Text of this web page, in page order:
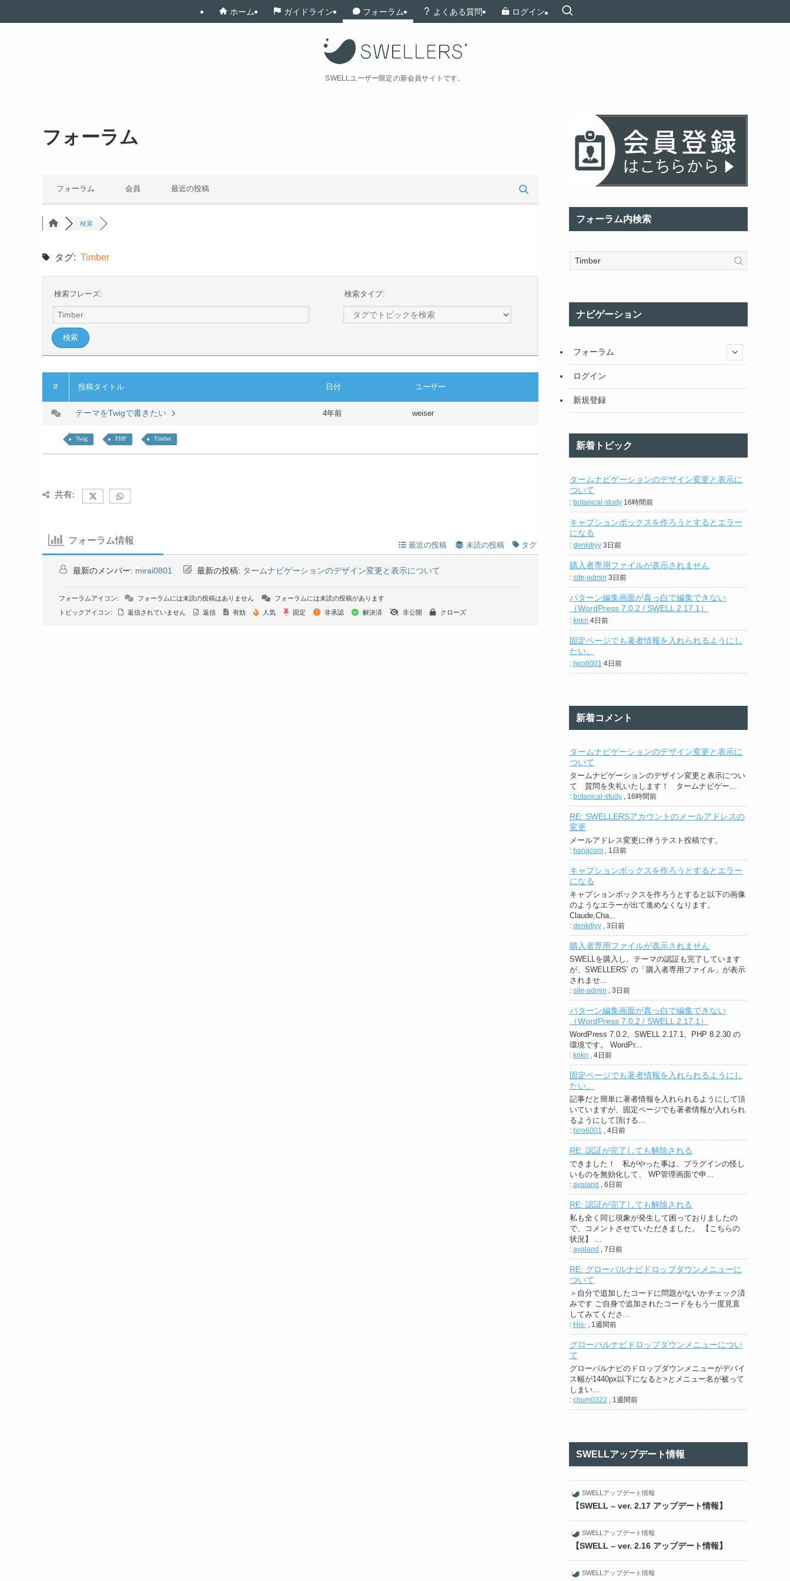
SWELLユーザー限定の新会員サイトです。
ホーム ガイドライン フォーラム よくある質問 ログイン
フォーラム
フォーラム 会員 最近の投稿
検索
タグ: Timber
検索フレーズ: 検索タイプ:
# 投稿タイトル 日付 ユーザー
テーマをTwigで書きたい 4年前 weiser
Twig PHP Timber
共有:
フォーラム情報 最近の投稿 未読の投稿 タグ
最新のメンバー: mirai0801 最新の投稿: タームナビゲーションのデザイン変更と表示について
フォーラムアイコン: フォーラムには未読の投稿はありません
フォーラムには未読の投稿があります
トピックアイコン:
返信されていません 返信 有効 人気 固定 非承認 解決済 非公開 クローズ
フォーラム内検索
ナビゲーション
フォーラム
ログイン
新規登録
新着トピック
タームナビゲーションのデザイン変更と表示に
ついて
: botanical-study 16時間前
キャプションボックスを作ろうとするとエラー
になる
: denkitiyy 3日前
購入者専用ファイルが表示されません
: site-admin 3日前
パターン編集画面が真っ白で編集できない
（WordPress 7.0.2 / SWELL 2.17.1）
: knkn 4日前
固定ページでも著者情報を入れられるようにし
たい。
: hiro6001 4日前
新着コメント
タームナビゲーションのデザイン変更と表示に
ついて
タームナビゲーションのデザイン変更と表示につい
て 質問を失礼いたします！ タームナビゲー...
: botanical-study 16時間前
RE: SWELLERSアカウントのメールアドレスの
変更
メールアドレス変更に伴うテスト投稿です。
: hanacom 1日前
キャプションボックスを作ろうとするとエラー
になる
キャプションボックスを作ろうとすると以下の画像
のようなエラーが出て進めなくなります。
Claude,Cha...
: denkitiyy 3日前
購入者専用ファイルが表示されません
SWELLを購入し、テーマの認証も完了しています
が、SWELLERS’ の「購入者専用ファイル」が表示
されませ...
: site-admin 3日前
パターン編集画面が真っ白で編集できない
（WordPress 7.0.2 / SWELL 2.17.1）
WordPress 7.0.2、SWELL 2.17.1、PHP 8.2.30 の
環境です。 WordPr...
: knkn 4日前
固定ページでも著者情報を入れられるようにし
たい。
記事だと簡単に著者情報を入れられるようにして頂
いていますが、固定ページでも著者情報が入れられ
るようにして頂ける...
: hiro6001 4日前
RE: 認証が完了しても解除される
できました！ 私がやった事は、プラグインの怪し
いものを無効化して、 WP管理画面で申...
: ayaland 6日前
RE: 認証が完了しても解除される
私も全く同じ現象が発生して困っておりましたの
で、コメントさせていただきました。 【こちらの
状況】 ...
: ayaland 7日前
RE: グローバルナビドロップダウンメニューに
ついて
＞自分で追加したコードに問題がないかチェック済
みです ご自身で追加されたコードをもう一度見直
してみてくださ...
: His- 1週間前
グローバルナビドロップダウンメニューについ
て
グローバルナビのドロップダウンメニューがデバイ
ス幅が1440px以下になると>とメニュー名が被って
しまい...
: chum0322 1週間前
SWELLアップデート情報
SWELLアップデート情報
【SWELL – ver. 2.17 アップデート情報】
SWELLアップデート情報
【SWELL – ver. 2.16 アップデート情報】
SWELLアップデート情報